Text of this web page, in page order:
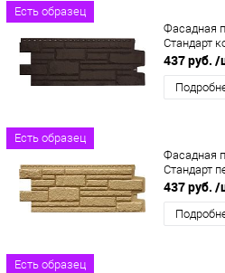
Есть образец
Фасадная
Стандарт
437 руб. /
Есть образец
Фасадная
Стандарт
437 руб. /
Есть образец